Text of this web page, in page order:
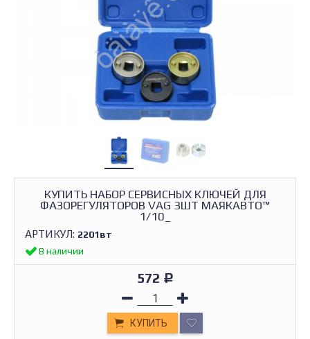
КУПИТЬ НАБОР СЕРВИСНЫХ КЛЮЧЕЙ ДЛЯ
ФАЗОРЕГУЛЯТОРОВ VAG 3ШТ МАЯКАВТО™
1/10_
АРТИКУЛ: 2201вт
В наличии
572 Р
КУПИТЬ